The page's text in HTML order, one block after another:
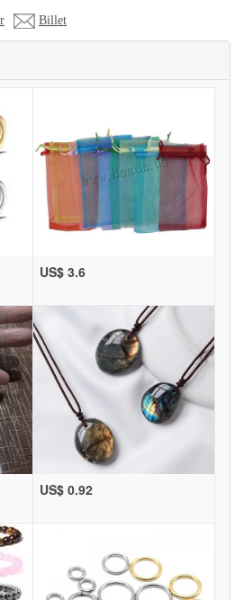
Billet
US$ 3.6
US$ 0.92